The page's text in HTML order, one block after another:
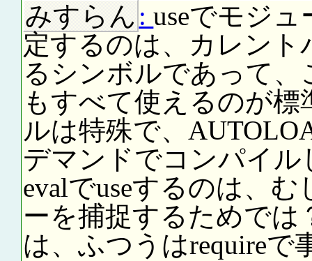
みすらん :useでモジ
定するのは、カレン
るシンボルであって
もすべて使えるのが
ルは特殊で、
デマンドでコンパイ
evalでuseするのは、
ーを捕捉するためで
は、ふつうはrequire